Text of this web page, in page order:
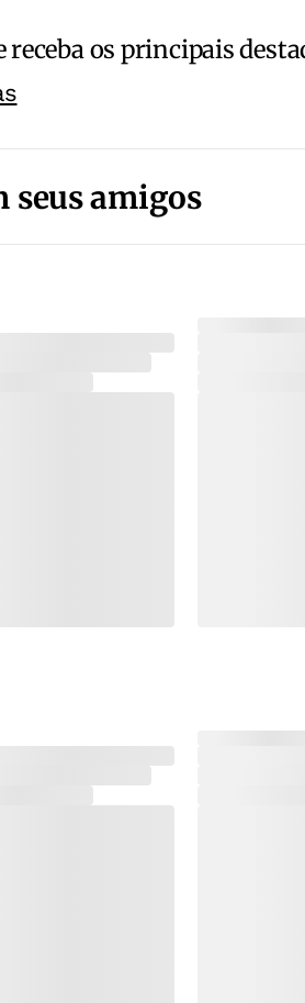
receba os principais
seus amigos